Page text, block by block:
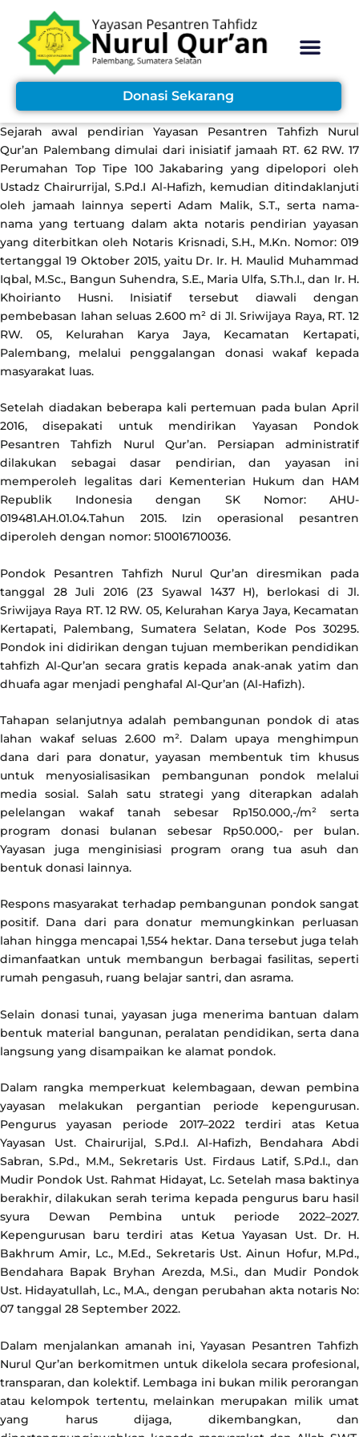
content
Donasi Sekarang
Sejarah awal pendirian Yayasan Pesantren Tahfizh Nurul
Qur’an Palembang dimulai dari inisiatif jamaah RT. 62 RW. 17
Perumahan Top Tipe 100 Jakabaring yang dipelopori oleh
Ustadz Chairurrijal, S.Pd.I Al-Hafizh, kemudian ditindaklanjuti
oleh jamaah lainnya seperti Adam Malik, S.T., serta nama-
nama yang tertuang dalam akta notaris pendirian yayasan
yang diterbitkan oleh Notaris Krisnadi, S.H., M.Kn. Nomor: 019
tertanggal 19 Oktober 2015, yaitu Dr. Ir. H. Maulid Muhammad
Iqbal, M.Sc., Bangun Suhendra, S.E., Maria Ulfa, S.Th.I., dan Ir. H.
Khoirianto Husni. Inisiatif tersebut diawali dengan
pembebasan lahan seluas 2.600 m² di Jl. Sriwijaya Raya, RT. 12
RW. 05, Kelurahan Karya Jaya, Kecamatan Kertapati,
Palembang, melalui penggalangan donasi wakaf kepada
masyarakat luas.
Setelah diadakan beberapa kali pertemuan pada bulan April
2016, disepakati untuk mendirikan Yayasan Pondok
Pesantren Tahfizh Nurul Qur’an. Persiapan administratif
dilakukan sebagai dasar pendirian, dan yayasan ini
memperoleh legalitas dari Kementerian Hukum dan HAM
Republik Indonesia dengan SK Nomor: AHU-
019481.AH.01.04.Tahun 2015. Izin operasional pesantren
diperoleh dengan nomor: 510016710036.
Pondok Pesantren Tahfizh Nurul Qur’an diresmikan pada
tanggal 28 Juli 2016 (23 Syawal 1437 H), berlokasi di Jl.
Sriwijaya Raya RT. 12 RW. 05, Kelurahan Karya Jaya, Kecamatan
Kertapati, Palembang, Sumatera Selatan, Kode Pos 30295.
Pondok ini didirikan dengan tujuan memberikan pendidikan
tahfizh Al-Qur’an secara gratis kepada anak-anak yatim dan
dhuafa agar menjadi penghafal Al-Qur’an (Al-Hafizh).
Tahapan selanjutnya adalah pembangunan pondok di atas
lahan wakaf seluas 2.600 m². Dalam upaya menghimpun
dana dari para donatur, yayasan membentuk tim khusus
untuk menyosialisasikan pembangunan pondok melalui
media sosial. Salah satu strategi yang diterapkan adalah
pelelangan wakaf tanah sebesar Rp150.000,-/m² serta
program donasi bulanan sebesar Rp50.000,- per bulan.
Yayasan juga menginisiasi program orang tua asuh dan
bentuk donasi lainnya.
Respons masyarakat terhadap pembangunan pondok sangat
positif. Dana dari para donatur memungkinkan perluasan
lahan hingga mencapai 1,554 hektar. Dana tersebut juga telah
dimanfaatkan untuk membangun berbagai fasilitas, seperti
rumah pengasuh, ruang belajar santri, dan asrama.
Selain donasi tunai, yayasan juga menerima bantuan dalam
bentuk material bangunan, peralatan pendidikan, serta dana
langsung yang disampaikan ke alamat pondok.
Dalam rangka memperkuat kelembagaan, dewan pembina
yayasan melakukan pergantian periode kepengurusan.
Pengurus yayasan periode 2017–2022 terdiri atas Ketua
Yayasan Ust. Chairurijal, S.Pd.I. Al-Hafizh, Bendahara Abdi
Sabran, S.Pd., M.M., Sekretaris Ust. Firdaus Latif, S.Pd.I., dan
Mudir Pondok Ust. Rahmat Hidayat, Lc. Setelah masa baktinya
berakhir, dilakukan serah terima kepada pengurus baru hasil
syura Dewan Pembina untuk periode 2022–2027.
Kepengurusan baru terdiri atas Ketua Yayasan Ust. Dr. H.
Bakhrum Amir, Lc., M.Ed., Sekretaris Ust. Ainun Hofur, M.Pd.,
Bendahara Bapak Bryhan Arezda, M.Si., dan Mudir Pondok
Ust. Hidayatullah, Lc., M.A., dengan perubahan akta notaris No:
07 tanggal 28 September 2022.
Dalam menjalankan amanah ini, Yayasan Pesantren Tahfizh
Nurul Qur’an berkomitmen untuk dikelola secara profesional,
transparan, dan kolektif. Lembaga ini bukan milik perorangan
atau kelompok tertentu, melainkan merupakan milik umat
yang harus dijaga, dikembangkan, dan